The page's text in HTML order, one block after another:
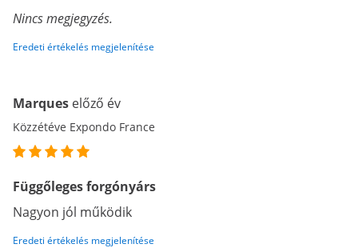
Nincs megjegyzés.
Eredeti értékelés megjelenítése
Marques előző év
Közzétéve Expondo France
Függőleges forgónyárs
Nagyon jól működik
Eredeti értékelés megjelenítése